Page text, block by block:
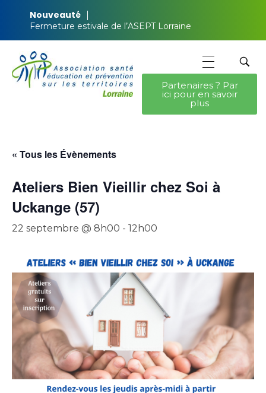
Nouveauté
Fermeture estivale de l’ASEPT Lorraine
Partenaires ? Par
ici pour en savoir
plus
« Tous les Évènements
Ateliers Bien Vieillir chez Soi à
Uckange (57)
22 septembre @ 8h00 - 12h00